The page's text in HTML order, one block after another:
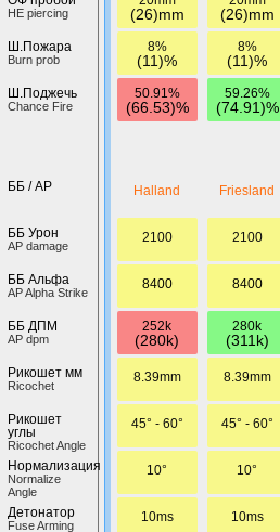
HE piercing
Ш.Пожара
Burn prob
Ш.Поджечь
Chance Fire
ББ / AP
ББ Урон
AP damage
ББ Альфа
AP Alpha Strike
ББ ДПМ
AP dpm
Рикошет мм
Ricochet
Рикошет
углы
Ricochet Angle
Нормализация
Normalize
Angle
Детонатор
Fuse Arming
(26)mm
8%
(11)%
50.91%
(66.53)%
Halland
2100
8400
252k
(280k)
8.39mm
45° - 60°
10°
10ms
(26)mm
8%
(11)%
59.26%
(74.91)%
Friesland
2100
8400
280k
(311k)
8.39mm
45° - 60°
10°
10ms